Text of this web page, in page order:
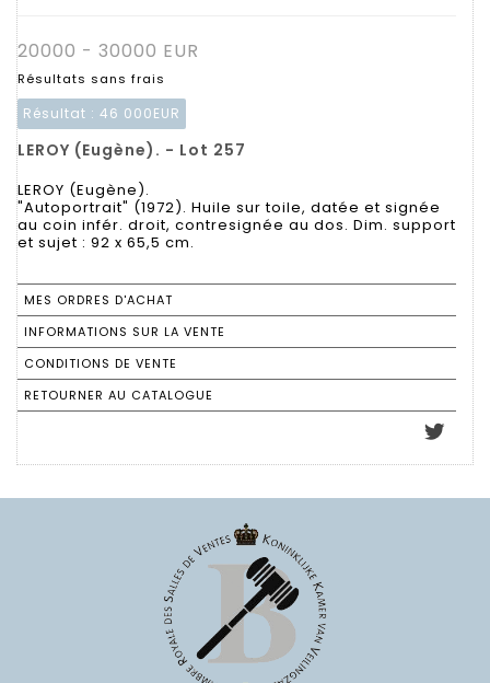
20000 - 30000 EUR
Résultats sans frais
Résultat : 46 000EUR
LEROY (Eugène). - Lot 257
LEROY (Eugène).
"Autoportrait" (1972). Huile sur toile, datée et signée
au coin infér. droit, contresignée au dos. Dim. support
et sujet : 92 x 65,5 cm.
MES ORDRES D'ACHAT
INFORMATIONS SUR LA VENTE
CONDITIONS DE VENTE
RETOURNER AU CATALOGUE